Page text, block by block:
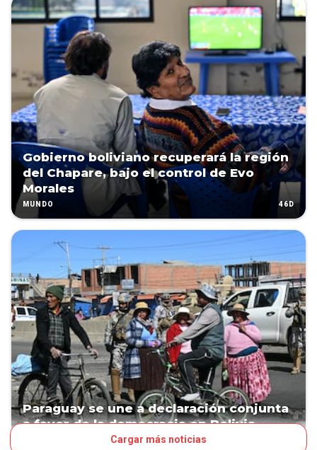
Gobierno boliviano recuperará la región
del Chapare, bajo el control de Evo
Morales
MUNDO 46D
Paraguay se une a declaración conjunta
a favor de la democracia en Bolivia
Cargar más noticias